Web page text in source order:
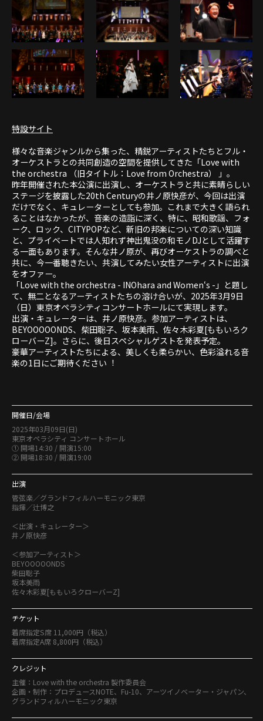
特設サイト
様々な音楽ジャンルから集った、精鋭アーティストたちとフル・
オーケストラとの共同創造の空間を提供してきた「Love with
the orchestra （旧タイトル：Love from Orchestra） 」。
昨年開催された本公演に出演し、オーケストラと共に素晴らしい
ステージを披露した20th Centuryの井ノ原快彦が、今回は出演
だけでなく、キュレーターとしても参加。これまで大きく語られ
ることはなかったが、音楽の造詣に深く、特に、昭和歌謡、フォ
ーク、ロック、CITYPOPなど、新旧の邦楽についての深い知識
と、プライベートでは人知れず神出鬼没の和モノDJとして活躍す
る一面もあります。そんな井ノ原が、再びオーケストラの調べと
共に、今一番聴きたい、共演してみたい女性アーティストに出演
をオファー。
「Love with the orchestra - INOhara and Women‘s -」と題し
て、無二となるアーティストたちの溶け合いが、2025年3月9日
（日）東京オペラシティコンサートホールにて実現します。
出演・キュレーターは、井ノ原快彦。参加アーティストは、
BEYOOOOONDS、柴田聡子、坂本美雨、佐々木彩夏[ももいろク
ローバーZ]。さらに、後日スペシャルゲストを発表予定。
豪華アーティストたちによる、美しくも柔らかい、色彩溢れる音
楽の1日にご期待ください︕
開催日/会場
2025年03月09日(日)
東京オペラシティ コンサートホール
① 開場14:30 / 開演15:00
② 開場18:30 / 開演19:00
出演
管弦楽／グランドフィルハーモニック東京
指揮／辻博之
＜出演・キュレーター＞
井ノ原快彦
＜参加アーティスト＞
BEYOOOOONDS
柴田聡子
坂本美雨
佐々木彩夏[ももいろクローバーZ]
チケット
着席指定S席 11,000円（税込）
着席指定A席 8,800円（税込）
クレジット
主催：Love with the orchestra 製作委員会
企画・制作：プロデュースNOTE、Fu-10、アーツイノベーター・ジャパン、
グランドフィルハーモニック東京